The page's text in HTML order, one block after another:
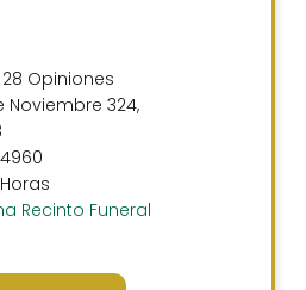
Opiniones
Noviembre 324,
Recinto Funeral